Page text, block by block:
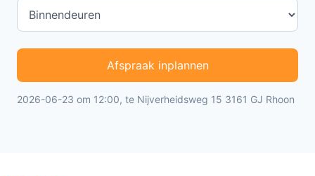
Afspraak inplannen
2026-06-23 om 12:00, te Nijverheidsweg 15 3161 GJ Rhoon